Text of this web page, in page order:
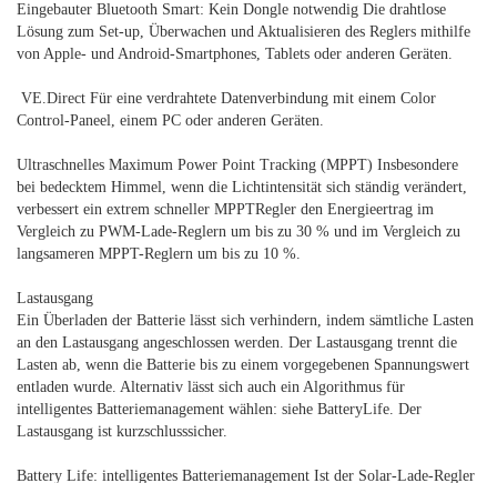
Eingebauter Bluetooth Smart: Kein Dongle notwendig Die drahtlose
Lösung zum Set-up, Überwachen und Aktualisieren des Reglers mithilfe
von Apple- und Android-Smartphones, Tablets oder anderen Geräten.
VE.Direct Für eine verdrahtete Datenverbindung mit einem Color
Control-Paneel, einem PC oder anderen Geräten.
Ultraschnelles Maximum Power Point Tracking (MPPT) Insbesondere
bei bedecktem Himmel, wenn die Lichtintensität sich ständig verändert,
verbessert ein extrem schneller MPPTRegler den Energieertrag im
Vergleich zu PWM-Lade-Reglern um bis zu 30 % und im Vergleich zu
langsameren MPPT-Reglern um bis zu 10 %.
Lastausgang
Ein Überladen der Batterie lässt sich verhindern, indem sämtliche Lasten
an den Lastausgang angeschlossen werden. Der Lastausgang trennt die
Lasten ab, wenn die Batterie bis zu einem vorgegebenen Spannungswert
entladen wurde. Alternativ lässt sich auch ein Algorithmus für
intelligentes Batteriemanagement wählen: siehe BatteryLife. Der
Lastausgang ist kurzschlusssicher.
Battery Life: intelligentes Batteriemanagement Ist der Solar-Lade-Regler